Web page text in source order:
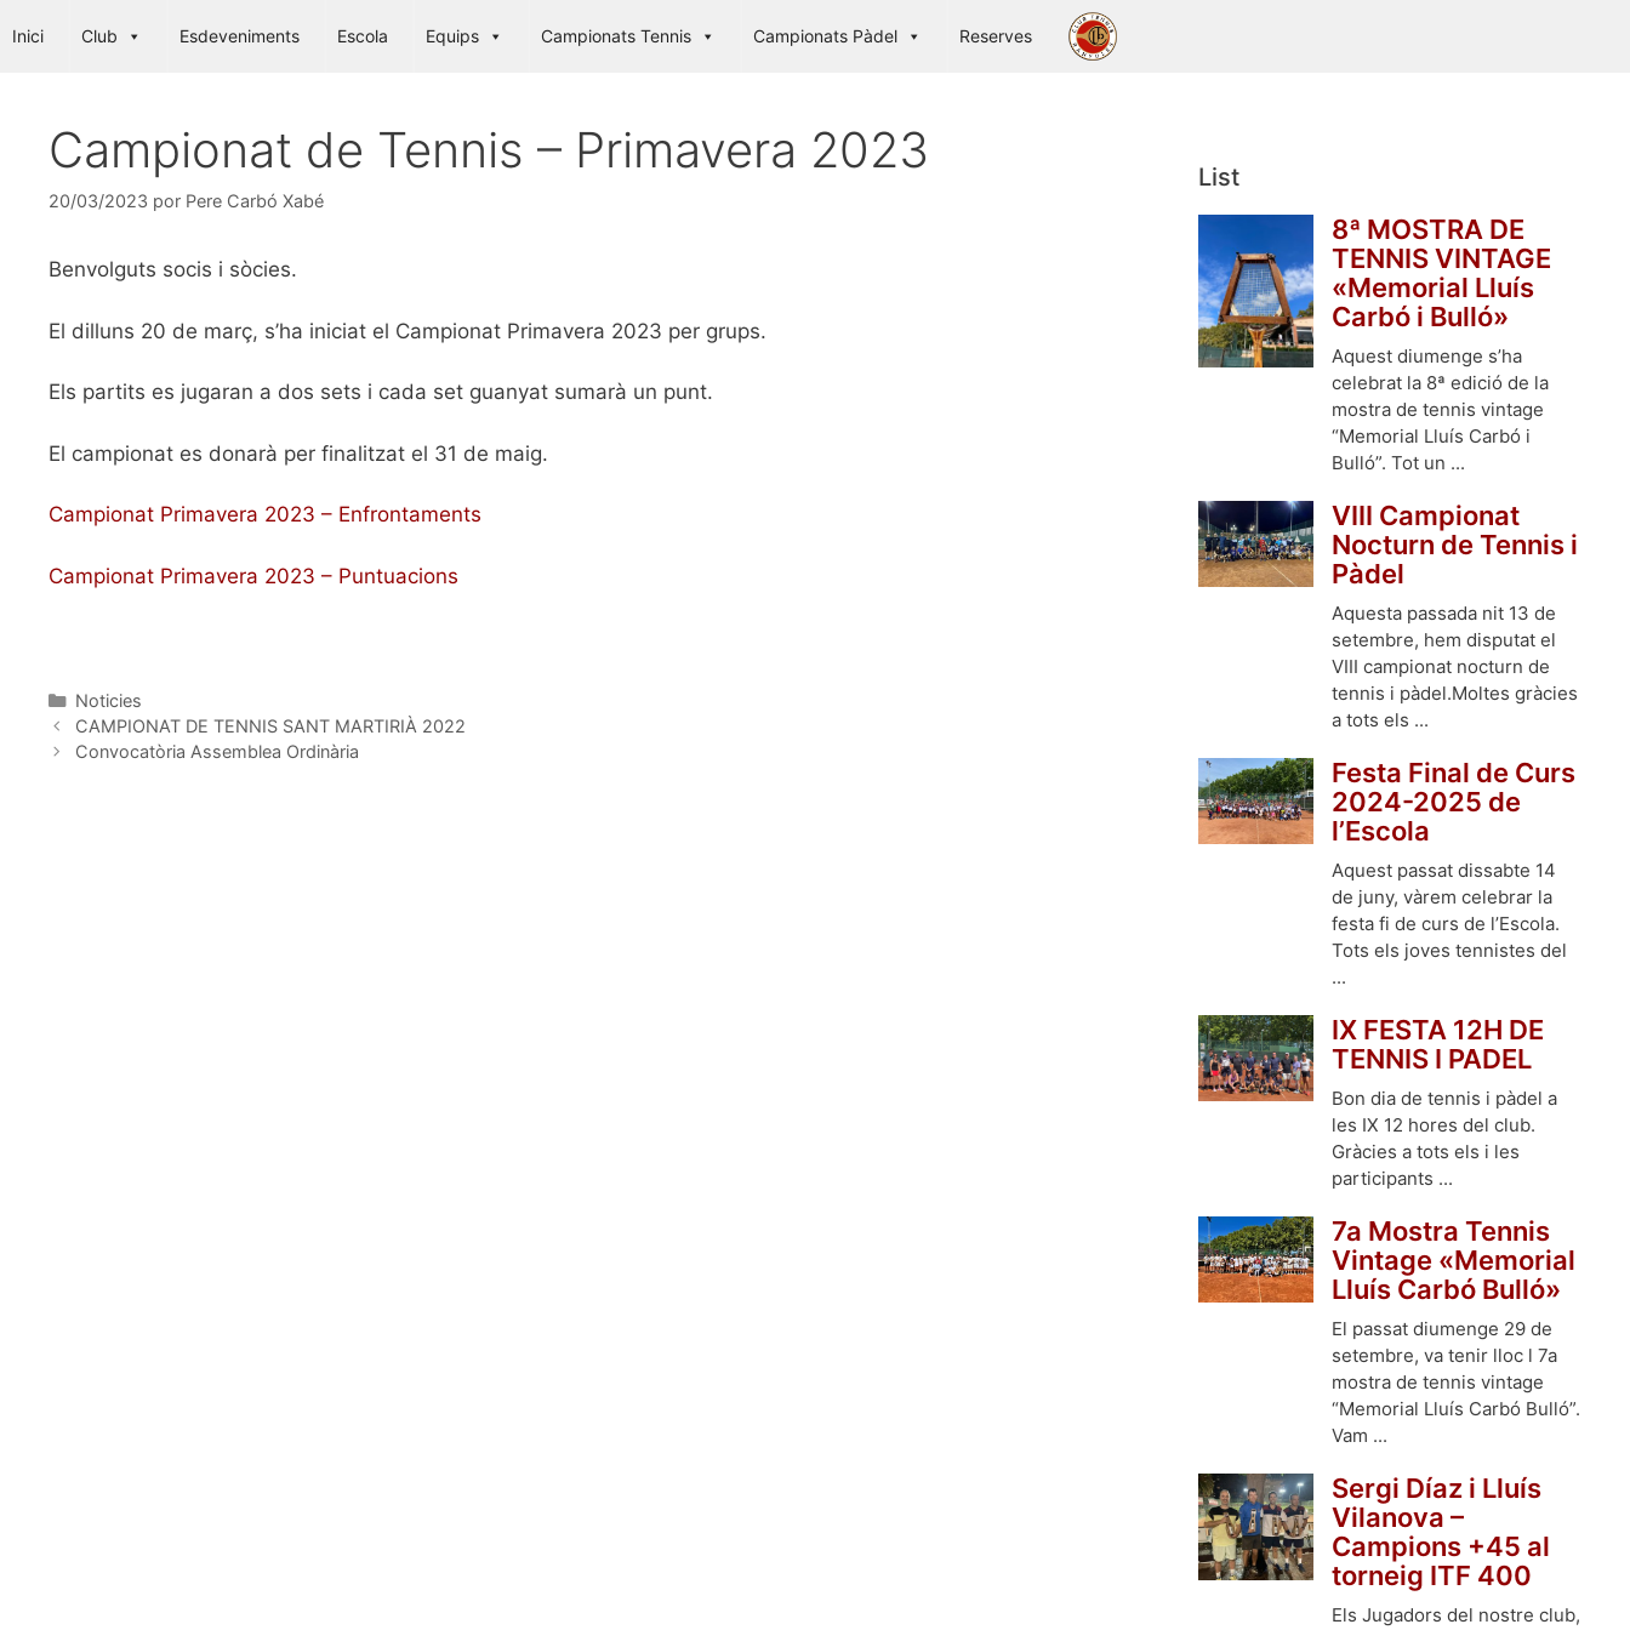
alInici Club Esdeveniments Escola Equips Campionats Tennis Campionats Pàdel Reserves
Campionat de Tennis – Primavera 2023
20/03/2023 por Pere Carbó Xabé
Benvolguts socis i sòcies.
El dilluns 20 de març, s’ha iniciat el Campionat Primavera 2023 per grups.
Els partits es jugaran a dos sets i cada set guanyat sumarà un punt.
El campionat es donarà per finalitzat el 31 de maig.
Campionat Primavera 2023 – Enfrontaments
Campionat Primavera 2023 – Puntuacions
Categorías
Noticies
CAMPIONAT DE TENNIS SANT MARTIRIÀ 2022
Convocatòria Assemblea Ordinària
List
8ª MOSTRA DE
TENNIS VINTAGE
«Memorial Lluís
Carbó i Bulló»
Aquest diumenge s’ha
celebrat la 8ª edició de la
mostra de tennis vintage
“Memorial Lluís Carbó i
Bulló”. Tot un ...
VIII Campionat
Nocturn de Tennis i
Pàdel
Aquesta passada nit 13 de
setembre, hem disputat el
VIII campionat nocturn de
tennis i pàdel.Moltes gràcies
a tots els ...
Festa Final de Curs
2024-2025 de
l’Escola
Aquest passat dissabte 14
de juny, vàrem celebrar la
festa fi de curs de l’Escola.
Tots els joves tennistes del
...
IX FESTA 12H DE
TENNIS I PADEL
Bon dia de tennis i pàdel a
les IX 12 hores del club.
Gràcies a tots els i les
participants ...
7a Mostra Tennis
Vintage «Memorial
Lluís Carbó Bulló»
El passat diumenge 29 de
setembre, va tenir lloc l 7a
mostra de tennis vintage
“Memorial Lluís Carbó Bulló”.
Vam ...
Sergi Díaz i Lluís
Vilanova –
Campions +45 al
torneig ITF 400
Els Jugadors del nostre club,